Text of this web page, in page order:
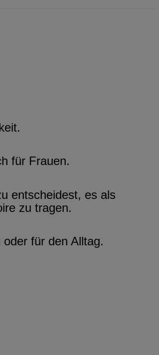
für Frauen.
entscheidest, es als
zu tragen.
für den Alltag.